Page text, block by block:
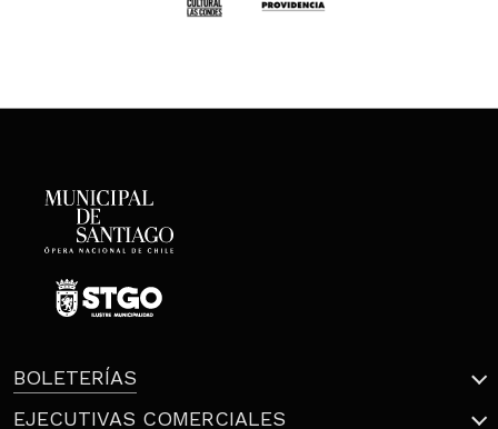
BOLETERÍAS
EJECUTIVAS COMERCIALES